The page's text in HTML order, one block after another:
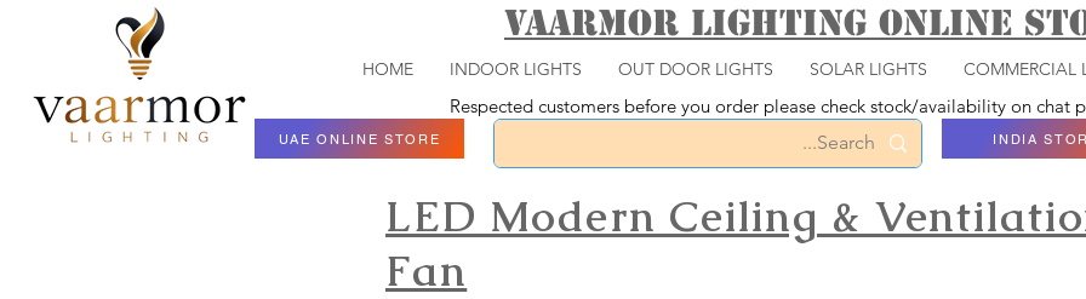
Vaarmor Lighting ONLINE
HOME INDOOR LIGHTS OUT DOOR LIGHTS SOLAR LIGHTS COMMERCIAL
Respected customers before you order please check stock/availability on chat
UAE ONLINE STORE INDIA
LED Modern Ceiling &
Fan